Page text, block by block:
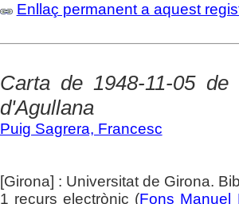
Enllaç permanent a aquest
Carta de 1948-11-05
d'Agullana
Puig Sagrera, Francesc
[Girona] : Universitat de Girona.
1 recurs electrònic (Fons Manuel